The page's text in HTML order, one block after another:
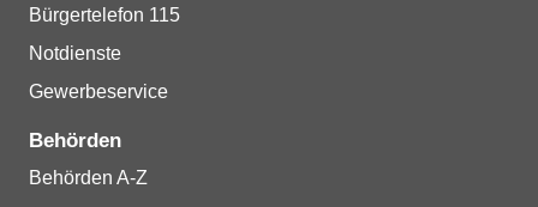
Bürgertelefon 115
Notdienste
Gewerbeservice
Behörden
Behörden A-Z